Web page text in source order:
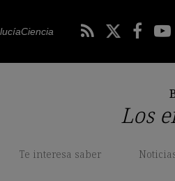
Los
Te interesa saber